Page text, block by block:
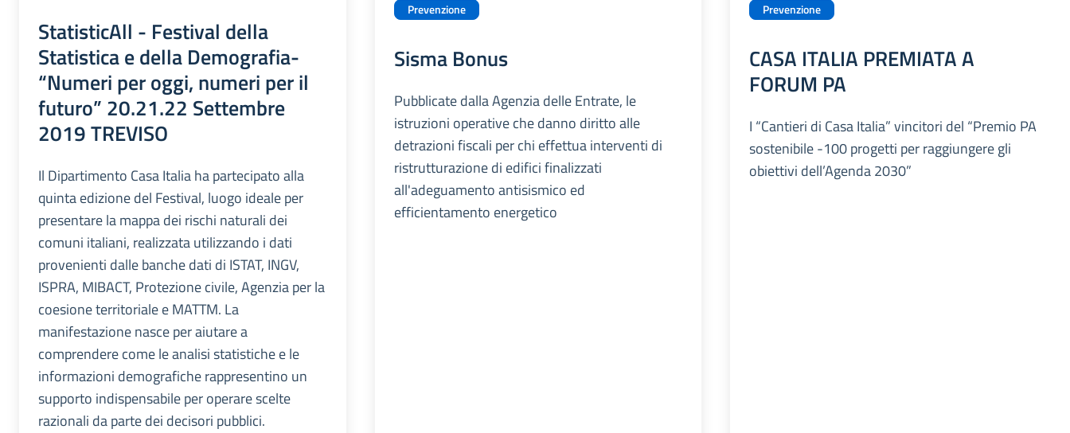
StatisticAll - Festival della
Statistica e della Demografia-
“Numeri per oggi, numeri per il
futuro” 20.21.22 Settembre
2019 TREVISO
Il Dipartimento Casa Italia ha partecipato alla
quinta edizione del Festival, luogo ideale per
presentare la mappa dei rischi naturali dei
comuni italiani, realizzata utilizzando i dati
provenienti dalle banche dati di ISTAT, INGV,
ISPRA, MIBACT, Protezione civile, Agenzia per la
coesione territoriale e MATTM. La
manifestazione nasce per aiutare a
comprendere come le analisi statistiche e le
informazioni demografiche rappresentino un
supporto indispensabile per operare scelte
razionali da parte dei decisori pubblici.
Prevenzione
Sisma Bonus
Pubblicate dalla Agenzia delle Entrate, le
istruzioni operative che danno diritto alle
detrazioni fiscali per chi effettua interventi di
ristrutturazione di edifici finalizzati
all'adeguamento antisismico ed
efficientamento energetico
Prevenzione
CASA ITALIA PREMIATA A
FORUM PA
I “Cantieri di Casa Italia” vincitori del “Premio PA
sostenibile -100 progetti per raggiungere gli
obiettivi dell’Agenda 2030”